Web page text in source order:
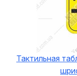
Тактильная